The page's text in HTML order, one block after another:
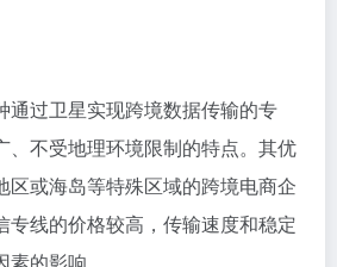
通过卫星实现跨境数据传输的专
、不受地理环境限制的特点。其优
区或海岛等特殊区域的跨境电商企
专线的价格较高，传输速度和稳定
的影响。